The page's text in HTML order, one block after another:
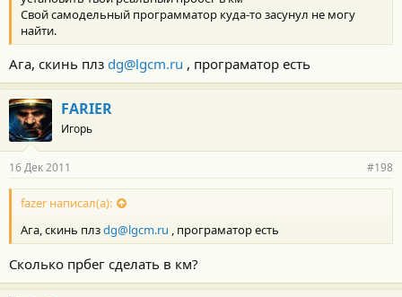
Свой самодельный программатор куда-то засунул не могу
найти.
Ага, скинь плз dg@lgcm.ru , програматор есть
FARIER
Игорь
16 Дек 2011 #198
fazer написал(а):
Ага, скинь плзdg@lgcm.ru , програматор есть
Сколько прбег сделать в км?